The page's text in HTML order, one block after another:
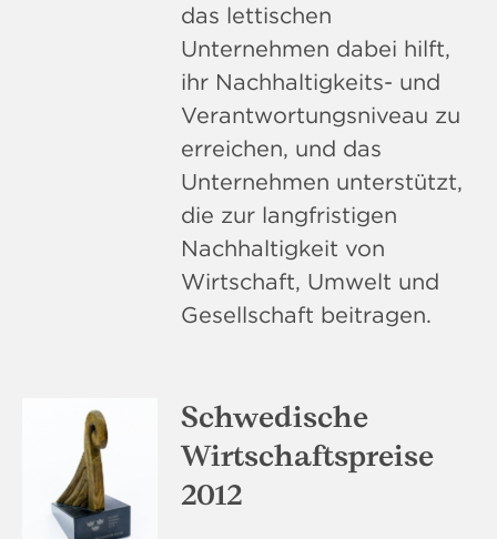
das lettischen
Unternehmen dabei hilft,
ihr Nachhaltigkeits- und
Verantwortungsniveau zu
erreichen, und das
Unternehmen unterstützt,
die zur langfristigen
Nachhaltigkeit von
Wirtschaft, Umwelt und
Gesellschaft beitragen.
Schwedische
Wirtschaftspreise
2012